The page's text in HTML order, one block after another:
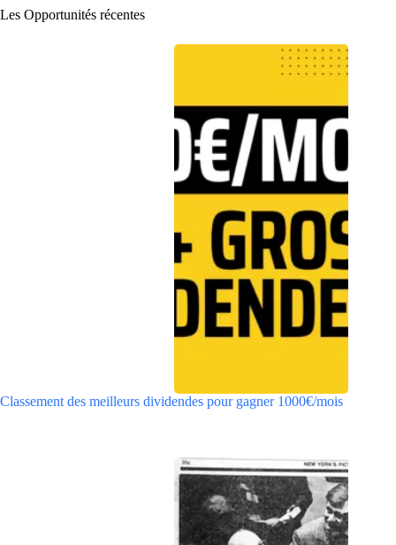
Les Opportunités récentes
Classement des meilleurs dividendes pour gagner 1000€/mois